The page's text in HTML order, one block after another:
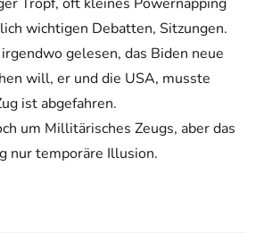
wichtigen Debatten, Sitzungen.
gelesen, das Biden neue
will, er und die USA, musste
ist abgefahren.
um Millitärisches Zeugs, aber das
nur temporäre Illusion.